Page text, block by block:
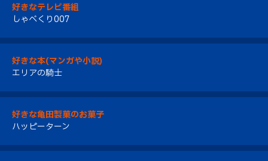
好きなテレビ番組
しゃべくり007
好きな本(マンガや小説)
エリアの騎士
好きな亀田製菓のお菓子
ハッピーターン